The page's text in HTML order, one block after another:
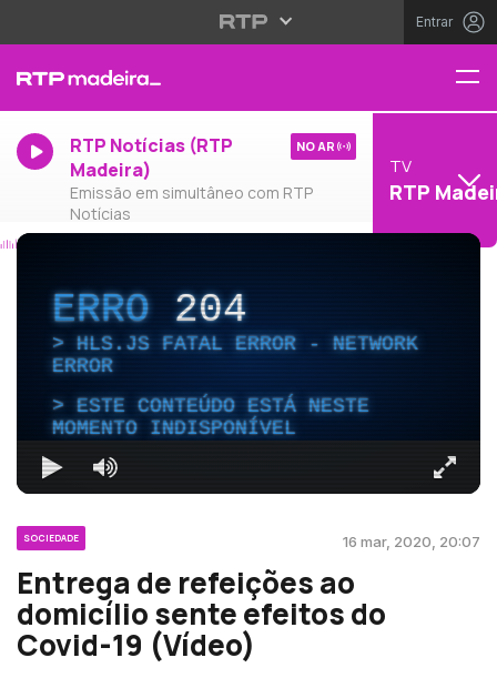
Entrar
RTP Notícias (RTP
Madeira)
Emissão em simultâneo com RTP
Notícias
NO AR
TV
RTP
ERRO204
HLS.JS FATAL ERROR - NETWORK
ERROR
ESTE CONTEÚDO ESTÁ NESTE
MOMENTO INDISPONÍVEL
SOCIEDADE 16 mar, 2020, 20:07
Entrega de refeições ao
domicílio sente efeitos do
Covid-19 (Vídeo)